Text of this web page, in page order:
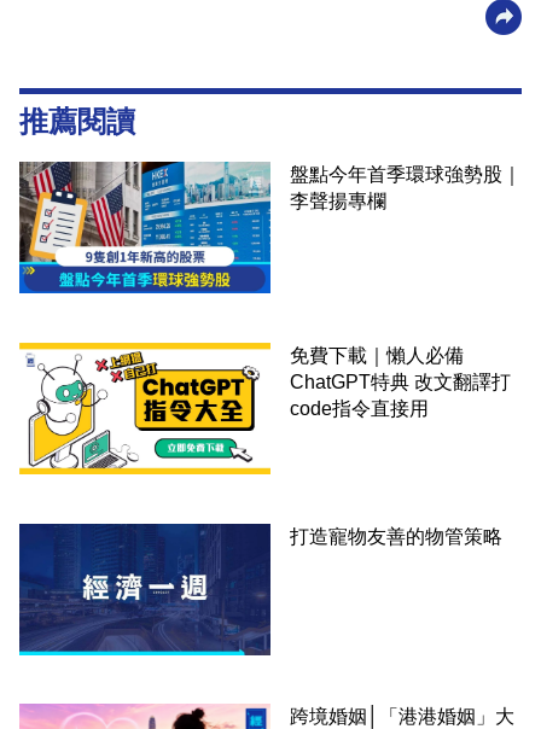
推薦閱讀
盤點今年首季環球強勢股｜
李聲揚專欄
免費下載｜懶人必備
ChatGPT特典 改文翻譯打
code指令直接用
打造寵物友善的物管策略
跨境婚姻│「港港婚姻」大